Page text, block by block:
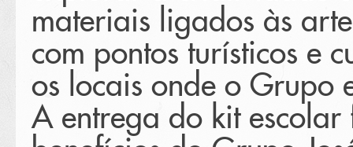
materiais ligados às
com pontos turísticos e
os locais onde o Grupo
A entrega do kit